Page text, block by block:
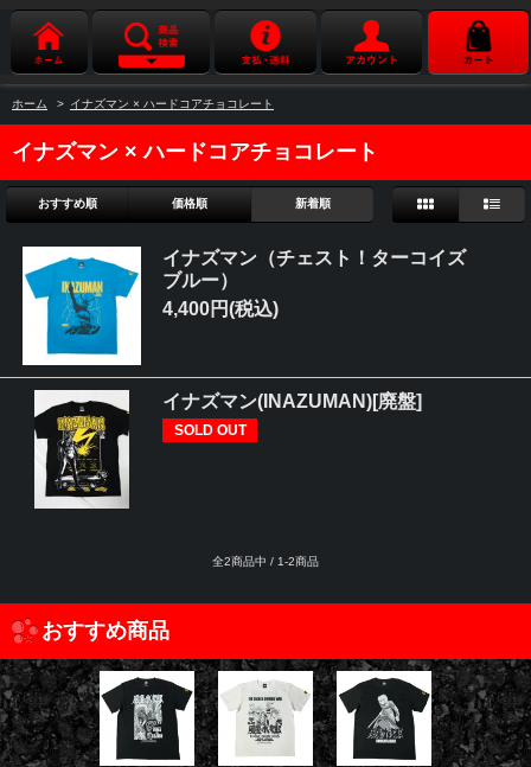
ホーム > イナズマン × ハードコアチョコレート
イナズマン × ハードコアチョコレート
おすすめ順 価格順 新着順
イナズマン（チェスト！ターコイズ
ブルー）
4,400円(税込)
イナズマン(INAZUMAN)[廃盤]
SOLD OUT
全2商品中 / 1-2商品
おすすめ商品